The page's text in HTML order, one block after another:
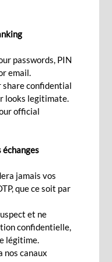
vos objectifs
de la dette, notre
dédiés vous aide
pour financer
passwords, PIN
email.
share confidential
looks legitimate.
official
jamais vos
que ce soit par
et ne
confidentielle,
légitime.
nos canaux